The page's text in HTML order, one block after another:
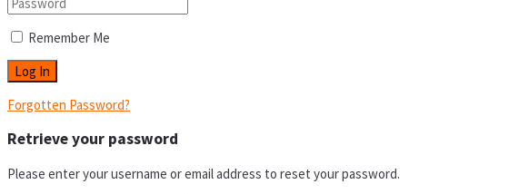
Remember Me
Forgotten Password?
Retrieve your password
Please enter your username or email address to reset your password.